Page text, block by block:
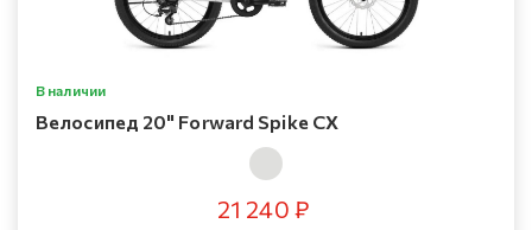
В наличии
Велосипед 20" Forward Spike CX
21 240 ₽